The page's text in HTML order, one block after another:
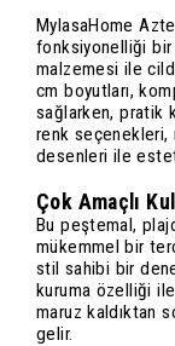
MylasaHome
fonksiyonelliği
malzemesi ile
cm boyutları,
sağlarken, pratik
renk seçenekleri,
desenleri ile
Çok Amaçlı
Bu peştemal,
mükemmel bir
stil sahibi bir
kuruma özelliği
maruz kaldıktan
gelir.